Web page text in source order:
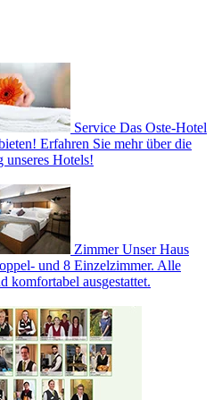
Service Das Oste-Hotel
Erfahren Sie mehr über die
unseres Hotels!
Zimmer Unser Haus
und 8 Einzelzimmer. Alle
komfortabel ausgestattet.